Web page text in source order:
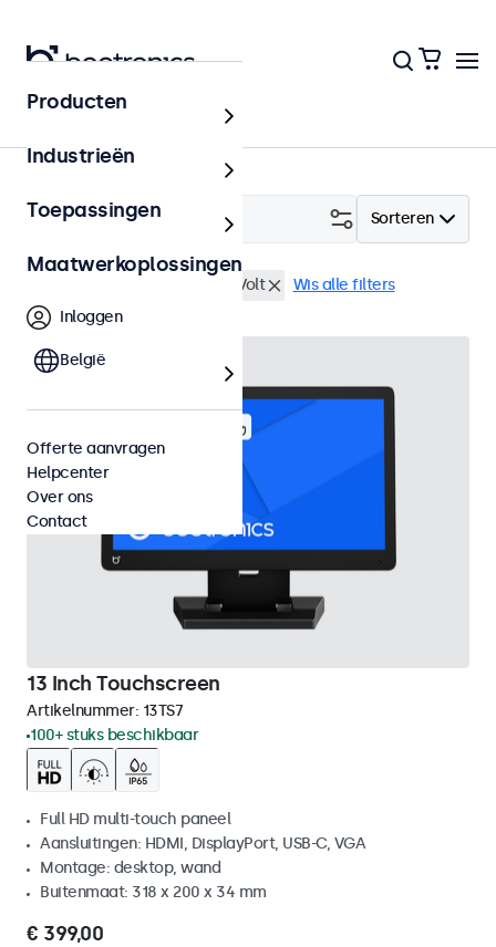
Touchscreens
Sorteren
Filter (2)
9-36 Volt Wis alle filters
13 Inch Touchscreen
Artikelnummer: 13TS7
100+ stuks beschikbaar
Full HD multi-touch paneel
Aansluitingen: HDMI, DisplayPort, USB-C, VGA
Montage: desktop, wand
Buitenmaat: 318 x 200 x 34 mm
€ 399,00
Producten
Industrieën
Toepassingen
Maatwerkoplossingen
Inloggen
België
Offerte aanvragen
Helpcenter
Over ons
Contact